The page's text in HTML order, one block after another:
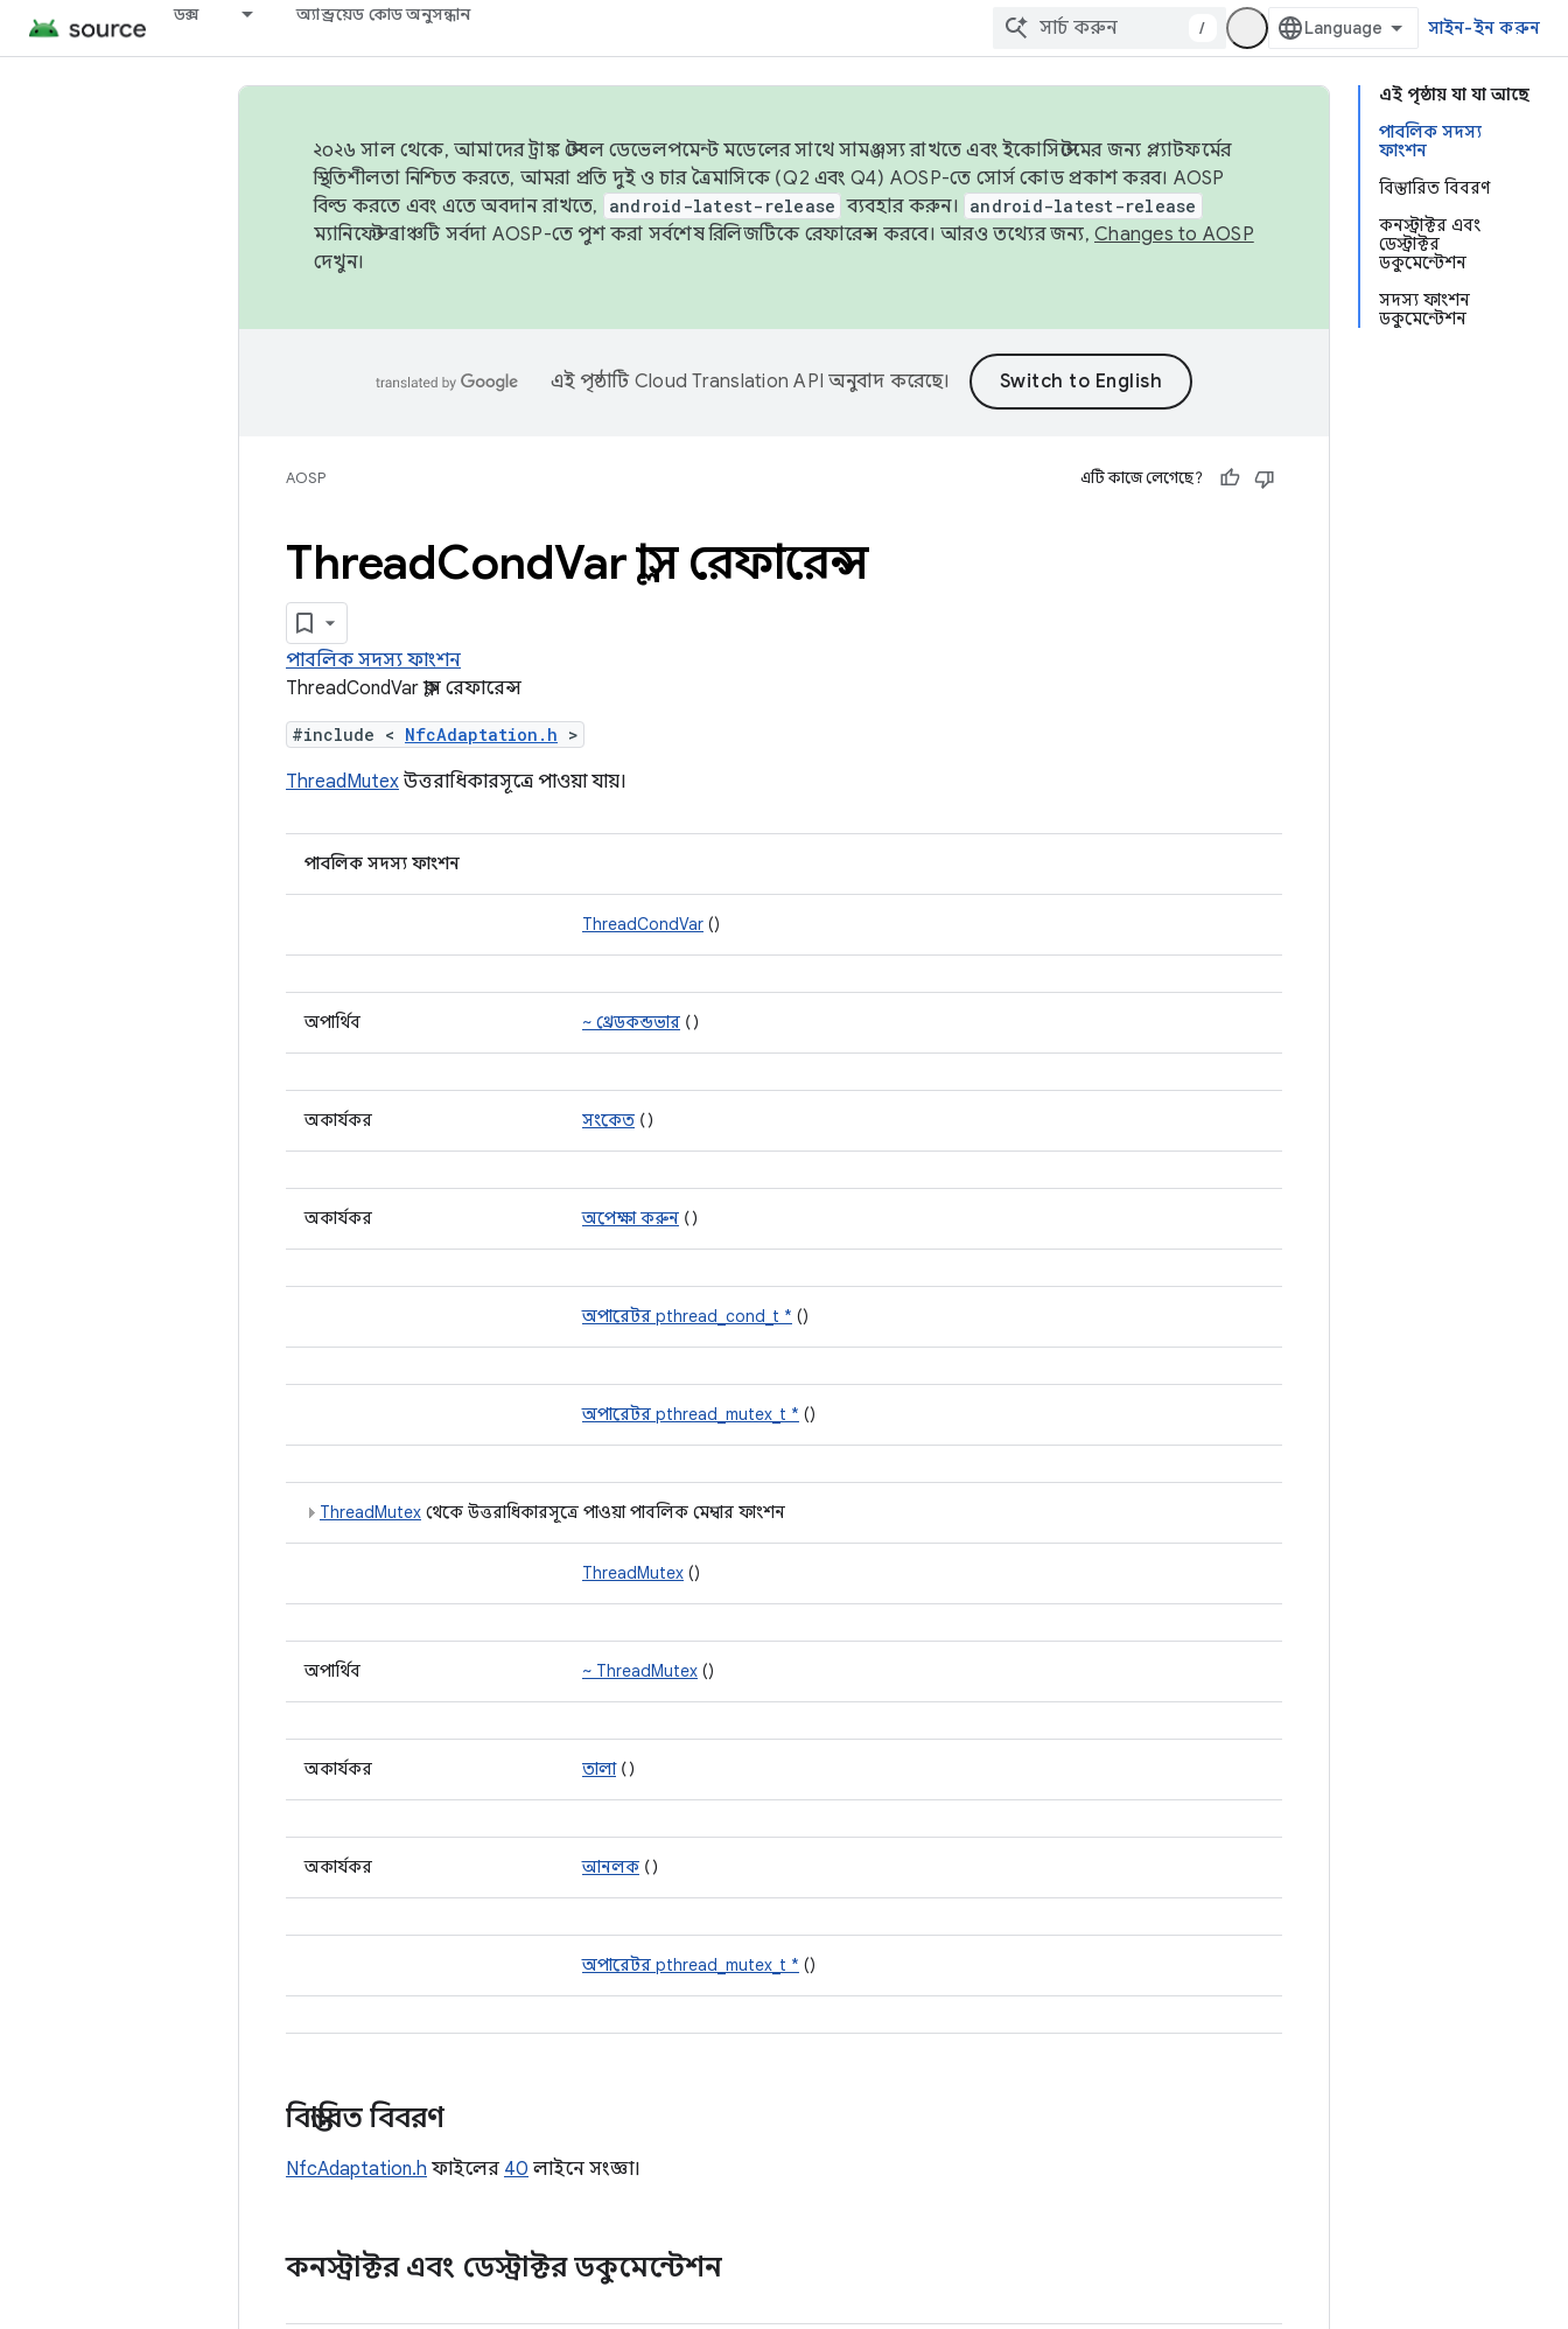
ডক্স অ্যান্ড্রয়েড কোড অনুসন্ধান
/ সাইন-ইন করুন
এই পৃষ্ঠায় যা যা আছে
পাবলিক সদস্য
ফাংশন
বিস্তারিত বিবরণ
কনস্ট্রাক্টর এবং
ডেস্ট্রাক্টর
ডকুমেন্টেশন
সদস্য ফাংশন
ডকুমেন্টেশন
২০২৬ সাল থেকে, আমাদের ট্রাঙ্ক স্টেবল ডেভেলপমেন্ট মডেলের সাথে সামঞ্জস্য রাখতে এবং ইকোসিস্টেমের জন্য প্ল্যাটফর্মের
স্থিতিশীলতা নিশ্চিত করতে, আমরা প্রতি দুই ও চার ত্রৈমাসিকে (Q2 এবং Q4) AOSP-তে সোর্স কোড প্রকাশ করব। AOSP
বিল্ড করতে এবং এতে অবদান রাখতে,
android-latest-release ব্যবহার করুন। android-latest-release
ম্যানিফেস্ট ব্রাঞ্চটি সর্বদা AOSP-তে পুশ করা সর্বশেষ রিলিজটিকে রেফারেন্স করবে। আরও তথ্যের জন্য, Changes to AOSP
দেখুন।
এই পৃষ্ঠাটি Cloud Translation API অনুবাদ করেছে।
AOSP এটি কাজে লেগেছে?
ThreadCondVar ক্লাস রেফারেন্স
পাবলিক সদস্য ফাংশন
ThreadCondVar ক্লাস রেফারেন্স
#include < NfcAdaptation.h >
ThreadMutex উত্তরাধিকারসূত্রে পাওয়া যায়।
পাবলিক সদস্য ফাংশন
ThreadCondVar ()
অপার্থিব ~ থ্রেডকন্ডভার ()
অকার্যকর সংকেত ()
অকার্যকর অপেক্ষা করুন ()
অপারেটর pthread_cond_t * ()
অপারেটর pthread_mutex_t * ()
ThreadMutex থেকে উত্তরাধিকারসূত্রে পাওয়া পাবলিক মেম্বার ফাংশন
ThreadMutex ()
অপার্থিব ~ ThreadMutex ()
অকার্যকর তালা()
অকার্যকর আনলক ()
অপারেটর pthread_mutex_t * ()
বিস্তারিত বিবরণ
NfcAdaptation.h ফাইলের 40 লাইনে সংজ্ঞা।
কনস্ট্রাক্টর এবং ডেস্ট্রাক্টর ডকুমেন্টেশন